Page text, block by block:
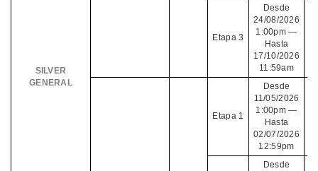
SILVER
GENERAL
Etapa 3
Desde
24/08/2026
1:00pm —
Hasta
17/10/2026
11:59am
Etapa 1
Desde
11/05/2026
1:00pm —
Hasta
02/07/2026
12:59pm
Desde